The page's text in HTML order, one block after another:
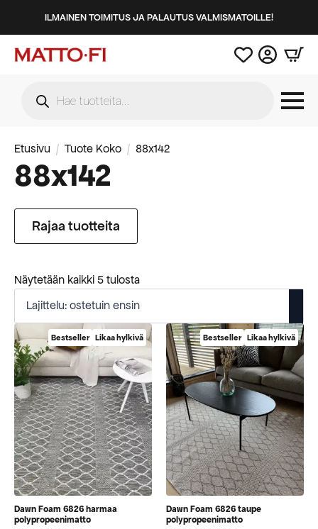
ILMAINEN TOIMITUS JA PALAUTUS VALMISMATOILLE!
search
Etusivu Tuote Koko 88x142
88x142
Rajaa tuotteita
Näytetään kaikki 5 tulostaSuosituimmat
Bestseller Likaa hylkivä
Dawn Foam 6826 harmaa
polypropeenimatto
Bestseller Likaa hylkivä
Dawn Foam 6826 taupe
polypropeenimatto